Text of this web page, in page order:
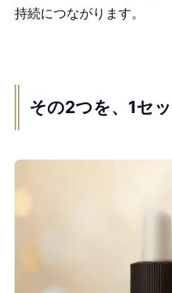
持続につながります。
その2つを、1セ